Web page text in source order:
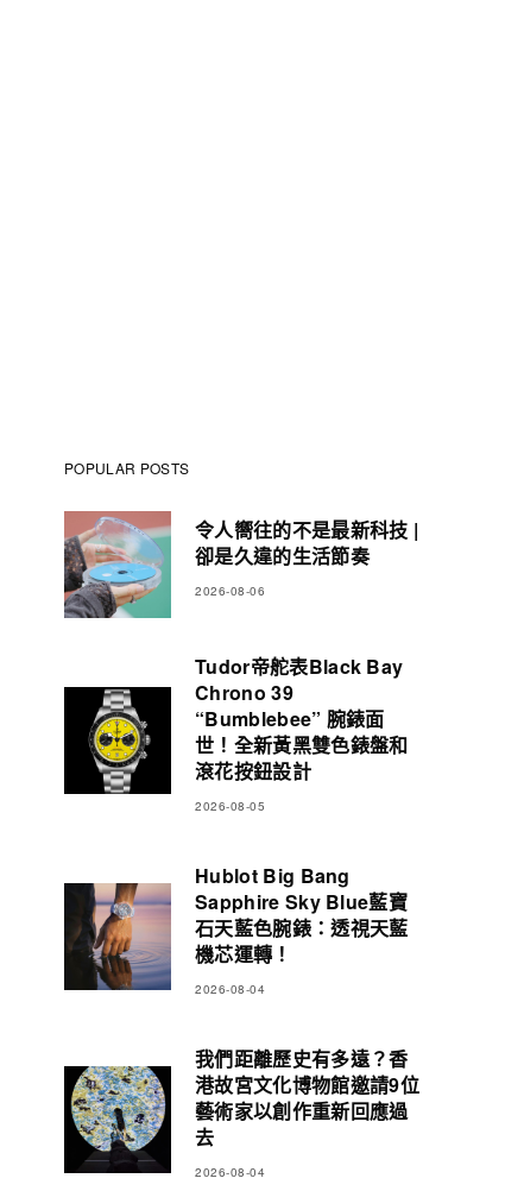
POPULAR POSTS
令人嚮往的不是最新科技 |
卻是久違的生活節奏
2026-08-06
Tudor帝舵表Black Bay
Chrono 39
“Bumblebee” 腕錶面
世！全新黃黑雙色錶盤和
滾花按鈕設計
2026-08-05
Hublot Big Bang
Sapphire Sky Blue藍寶
石天藍色腕錶：透視天藍
機芯運轉！
2026-08-04
我們距離歷史有多遠？香
港故宮文化博物館邀請9位
藝術家以創作重新回應過
去
2026-08-04